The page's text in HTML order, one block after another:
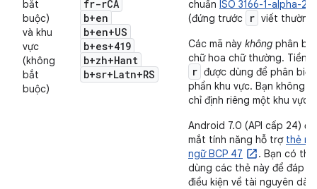
bắt
buộc)
và khu
vực
(không
bắt
buộc)
fr-rCA
b+en
b+en+US
b+es+419
b+zh+Hant
b+sr+Latn+RS
chuẩn ISO 3166-1-alpha-2
(đứng trước
r viết
Các mã này không phân
chữ hoa chữ thường. Tiền
r được dùng để phân biệt
phần khu vực. Bạn không
chỉ định riêng một khu vực.
Android 7.0 (API cấp 24)
mắt tính năng hỗ trợ thẻ
ngữ BCP 47
. Bạn có thể
dùng các thẻ này để đáp
điều kiện về tài nguyên